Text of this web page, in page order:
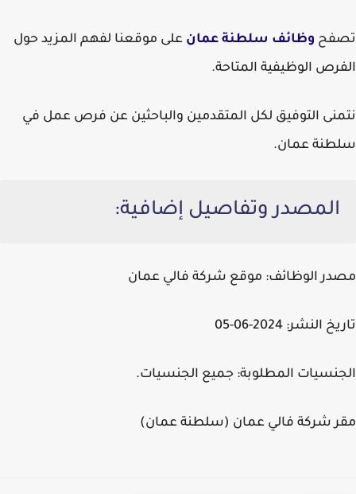
تصفح وظائف سلطنة عمان على موقعنا لفهم المزيد حول
الفرص الوظيفية المتاحة.
نتمنى التوفيق لكل المتقدمين والباحثين عن فرص عمل في
سلطنة عمان.
المصدر وتفاصيل إضافية:
مصدر الوظائف: موقع شركة فالي عمان
تاريخ النشر: 2024-06-05
الجنسيات المطلوبة: جميع الجنسيات.
مقر شركة فالي عمان (سلطنة عمان)